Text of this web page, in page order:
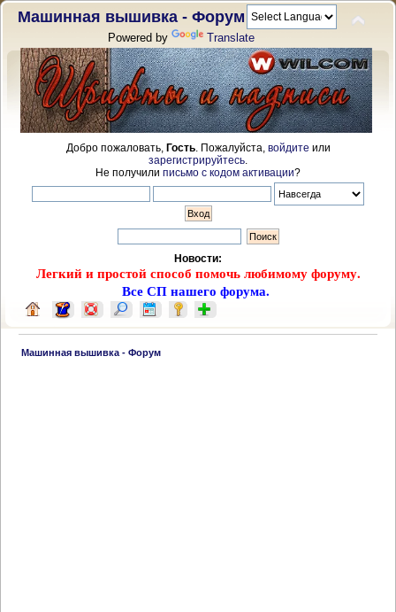
Машинная вышивка - Форум
Powered by Translate
Добро пожаловать, Гость. Пожалуйста, войдите или
зарегистрируйтесь
Не получили письмо с кодом активации?
Новости:
Легкий и простой способ помочь любимому форуму.
Все СП нашего форума.
Машинная вышивка - Форум